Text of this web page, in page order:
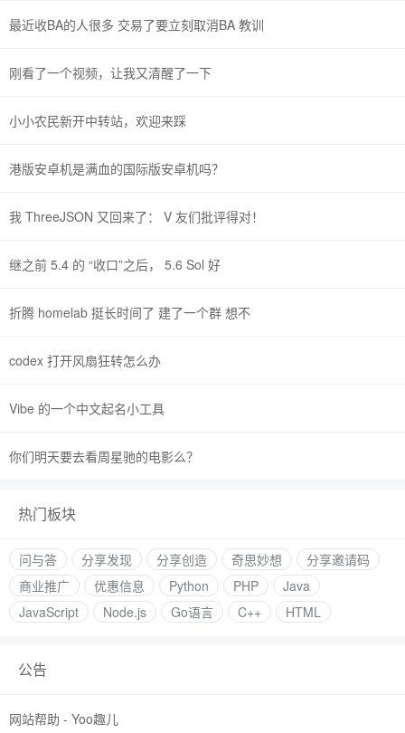
最近收BA的人很多 交易了要立刻取消BA 教训
刚看了一个视频，让我又清醒了一下
小小农民新开中转站，欢迎来踩
港版安卓机是满血的国际版安卓机吗？
我 ThreeJSON 又回来了： V 友们批评得对！
继之前 5.4 的 “收口”之后， 5.6 Sol 好
折腾 homelab 挺长时间了 建了一个群 想不
codex 打开风扇狂转怎么办
Vibe 的一个中文起名小工具
你们明天要去看周星驰的电影么？
热门板块
问与答 分享发现 分享创造 奇思妙想
分享邀请码
商业推广
优惠信息 Python PHP
Java
JavaScript
Node.js Go语言 C++ HTML
公告
网站帮助 - Yoo趣儿